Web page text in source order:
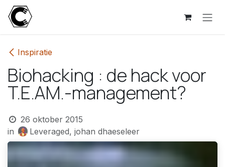
Overslaan naar inhoud
Inspiratie
Biohacking : de hack voor
T.E.AM.-management?
26 oktober 2015
in
Leveraged, johan dhaeseleer